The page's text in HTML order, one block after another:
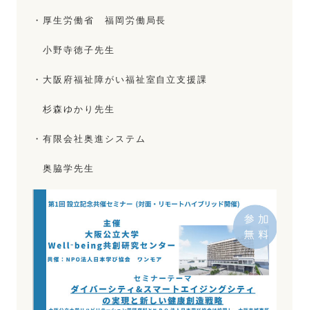
・厚生労働省 福岡労働局長
小野寺徳子先生
・大阪府福祉障がい福祉室自立支援課
杉森ゆかり先生
・有限会社奥進システム
奥脇学先生